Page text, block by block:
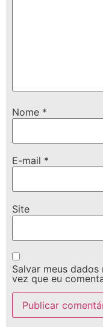
Nome *
E-mail *
Site
Salvar meus
vez que eu